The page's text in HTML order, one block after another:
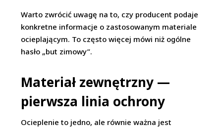
Warto zwrócić uwagę na to, czy producent podaje
konkretne informacje o zastosowanym materiale
ocieplającym. To często więcej mówi niż ogólne
hasło „but zimowy”.
Materiał zewnętrzny —
pierwsza linia ochrony
Ocieplenie to jedno, ale równie ważna jest